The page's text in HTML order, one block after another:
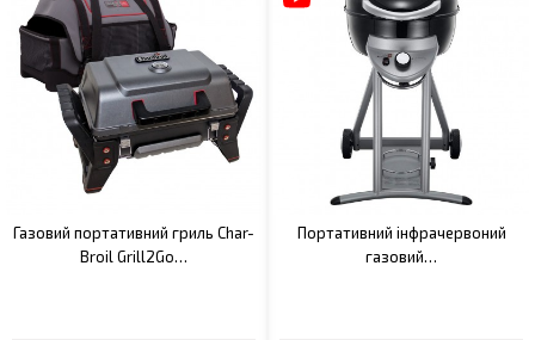
Газовий портативний гриль Char-
Broil Grill2Go…
Портативний інфрачервоний
газовий…